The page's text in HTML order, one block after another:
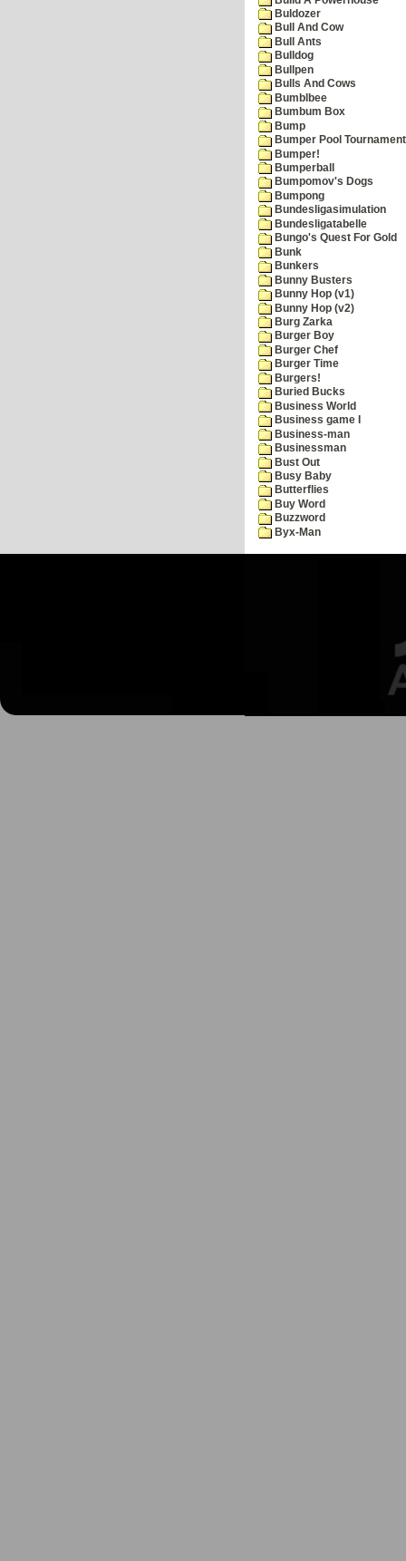
Buldozer
Bull And Cow
Bull Ants
Bulldog
Bullpen
Bulls And Cows
Bumblbee
Bumbum Box
Bump
Bumper Pool Tournament
Bumper!
Bumperball
Bumpomov's Dogs
Bumpong
Bundesligasimulation
Bundesligatabelle
Bungo's Quest For Gold
Bunk
Bunkers
Bunny Busters
Bunny Hop (v1)
Bunny Hop (v2)
Burg Zarka
Burger Boy
Burger Chef
Burger Time
Burgers!
Buried Bucks
Business World
Business game I
Business-man
Businessman
Bust Out
Busy Baby
Butterflies
Buy Word
Buzzword
Byx-Man